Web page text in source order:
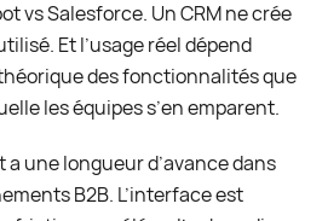
vs Salesforce. Un CRM ne crée
Et l’usage réel dépend
des fonctionnalités que
les équipes s’en emparent.
a une longueur d’avance dans
B2B. L’interface est